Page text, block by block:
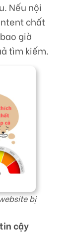
Nếu nội
chất
giờ
tìm kiếm.
bị
cậy